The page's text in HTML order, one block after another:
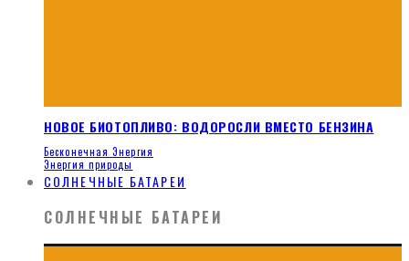
НОВОЕ БИОТОПЛИВО: ВОДОРОСЛИ ВМЕСТО БЕНЗИНА
Бесконечная Энергия
Энергия природы
СОЛНЕЧНЫЕ БАТАРЕИ
СОЛНЕЧНЫЕ БАТАРЕИ